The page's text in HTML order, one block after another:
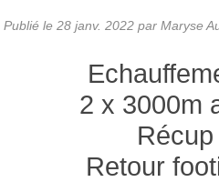
Publié le 28 janv. 2022 par Maryse
2 x 3000m
Retour